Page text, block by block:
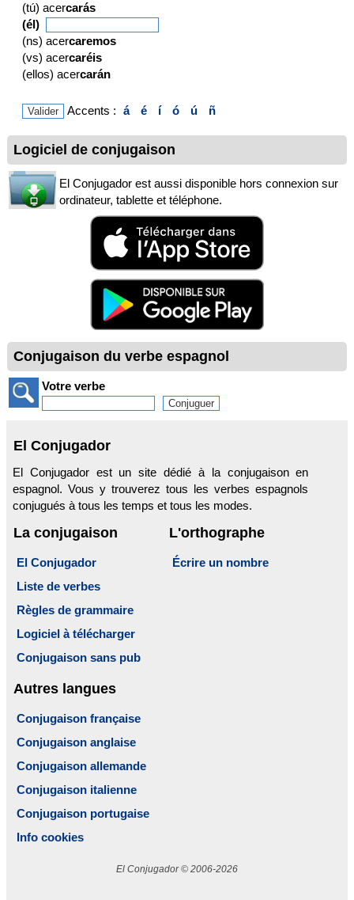
(tú) acercarás
(él)
(ns) acercaremos
(vs) acercaréis
(ellos) acercarán
Accents : á é í ó ú ñ
Logiciel de conjugaison
El Conjugador est aussi disponible hors connexion sur
ordinateur, tablette et téléphone.
Conjugaison du verbe espagnol
Votre verbe
El Conjugador
El Conjugador est un site dédié à la conjugaison en
espagnol. Vous y trouverez tous les verbes espagnols
conjugués à tous les temps et tous les modes.
La conjugaison
El Conjugador
Liste de verbes
Règles de grammaire
Logiciel à télécharger
Conjugaison sans pub
L'orthographe
Écrire un nombre
Autres langues
Conjugaison française
Conjugaison anglaise
Conjugaison allemande
Conjugaison italienne
Conjugaison portugaise
Info cookies
El Conjugador © 2006-2026